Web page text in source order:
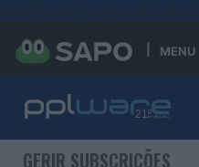
MENU
GERIR SUBSCRIÇÕES